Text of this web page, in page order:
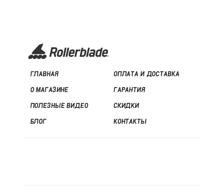
ГЛАВНАЯ
О МАГАЗИНЕ
ПОЛЕЗНЫЕ ВИДЕО
БЛОГ
ОПЛАТА И ДОСТАВКА
ГАРАНТИЯ
СКИДКИ
КОНТАКТЫ